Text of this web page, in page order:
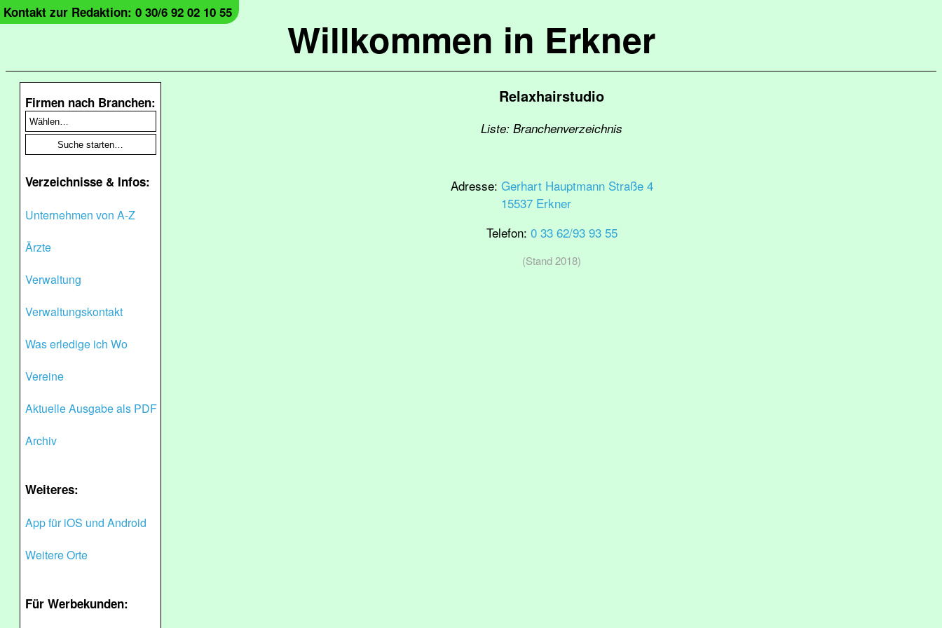
Willkommen in Erkner
Kontakt zur Redaktion: 0 30/6 92 02 10 55
Firmen nach Branchen:
Verzeichnisse & Infos:
Unternehmen von A-Z
Ärzte
Verwaltung
Verwaltungskontakt
Was erledige ich Wo
Vereine
Aktuelle Ausgabe als PDF
Archiv
Weiteres:
App für iOS und Android
Weitere Orte
Für Werbekunden:
Relaxhairstudio
Liste: Branchenverzeichnis
Adresse: Gerhart Hauptmann Straße 4
15537 Erkner
Telefon: 0 33 62/93 93 55
(Stand 2018)